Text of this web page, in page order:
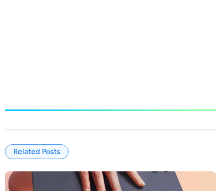
Related Posts